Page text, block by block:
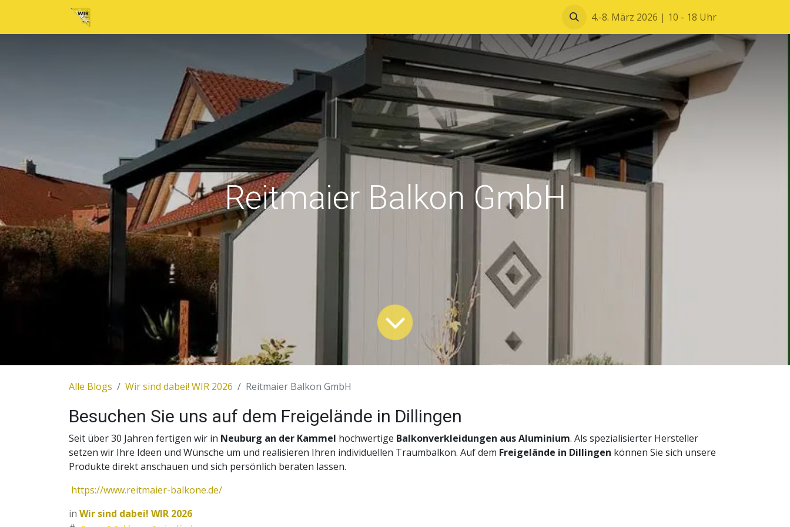
Blätterkatalog4.-8. März 2026 | 10 - 18 Uhr
Reitmaier Balkon GmbH
Alle Blogs Wir sind dabei! WIR 2026 Reitmaier Balkon GmbH
Besuchen Sie uns auf dem Freigelände in Dillingen
Seit über 30 Jahren fertigen wir in Neuburg an der Kammel hochwertige Balkonverkleidungen aus Aluminium. Als spezialisierter Hersteller
setzen wir Ihre Ideen und Wünsche um und realisieren Ihren individuellen Traum­balkon. Auf dem Freigelände in Dillingen können Sie sich unsere
Produkte direkt anschauen und sich persönlich beraten lassen.
https://www.reitmaier-balkone.de/
in Wir sind dabei! WIR 2026